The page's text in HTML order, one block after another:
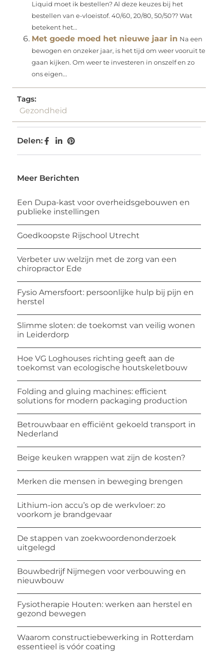
Liquid moet ik bestellen? Al deze keuzes bij het
bestellen van e-vloeistof. 40/60, 20/80, 50/50?? Wat
betekent het...
Met goede moed het nieuwe jaar in Na een
bewogen en onzeker jaar, is het tijd om weer vooruit te
gaan kijken. Om weer te investeren in onszelf en zo
ons eigen...
Tags:
Gezondheid
Delen:
Meer Berichten
Een Dupa-kast voor overheidsgebouwen en
publieke instellingen
Goedkoopste Rijschool Utrecht
Verbeter uw welzijn met de zorg van een
chiropractor Ede
Fysio Amersfoort: persoonlijke hulp bij pijn en
herstel
Slimme sloten: de toekomst van veilig wonen
in Leiderdorp
Hoe VG Loghouses richting geeft aan de
toekomst van ecologische houtskeletbouw
Folding and gluing machines: efficient
solutions for modern packaging production
Betrouwbaar en efficiënt gekoeld transport in
Nederland
Beige keuken wrappen wat zijn de kosten?
Merken die mensen in beweging brengen
Lithium-ion accu’s op de werkvloer: zo
voorkom je brandgevaar
De stappen van zoekwoordenonderzoek
uitgelegd
Bouwbedrijf Nijmegen voor verbouwing en
nieuwbouw
Fysiotherapie Houten: werken aan herstel en
gezond bewegen
Waarom constructiebewerking in Rotterdam
essentieel is vóór coating